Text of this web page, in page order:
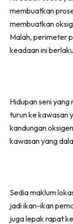
membuatkan
membuatkan
Malah, perimeter
keadaan ini
Hidupan seni
turun ke kawasan
kandungan
kawasan yang
Sedia maklum
jadi ikan-ikan
juga lepak rapat